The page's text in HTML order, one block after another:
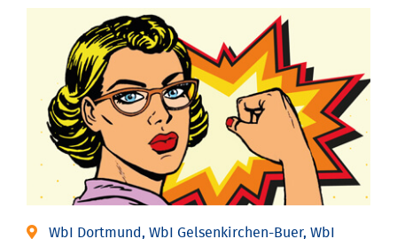
WbI Dortmund, WbI Gelsenkirchen-Buer, WbI